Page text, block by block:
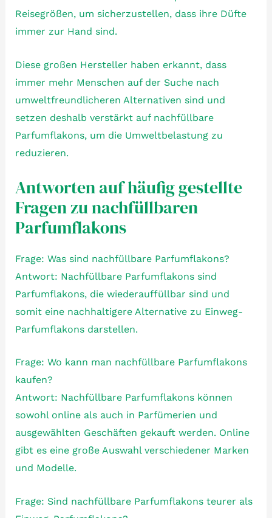
Reisegrößen, um sicherzustellen, dass ihre Düfte
immer zur Hand sind.
Diese großen Hersteller haben erkannt, dass
immer mehr Menschen auf der Suche nach
umweltfreundlicheren Alternativen sind und
setzen deshalb verstärkt auf nachfüllbare
Parfumflakons, um die Umweltbelastung zu
reduzieren.
Antworten auf häufig gestellte
Fragen zu nachfüllbaren
Parfumflakons
Frage: Was sind nachfüllbare Parfumflakons?
Antwort: Nachfüllbare Parfumflakons sind
Parfumflakons, die wiederauffüllbar sind und
somit eine nachhaltigere Alternative zu Einweg-
Parfumflakons darstellen.
Frage: Wo kann man nachfüllbare Parfumflakons
kaufen?
Antwort: Nachfüllbare Parfumflakons können
sowohl online als auch in Parfümerien und
ausgewählten Geschäften gekauft werden. Online
gibt es eine große Auswahl verschiedener Marken
und Modelle.
Frage: Sind nachfüllbare Parfumflakons teurer als